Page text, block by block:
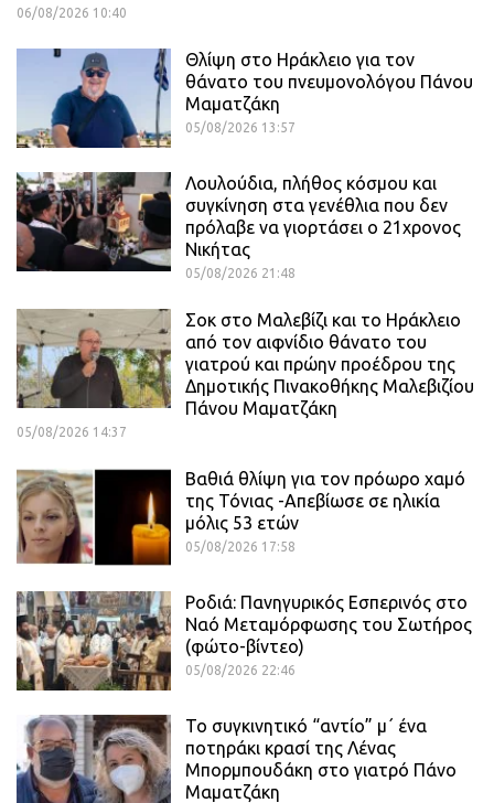
06/08/2026 10:40
Θλίψη στο Ηράκλειο για τον
θάνατο του πνευμονολόγου Πάνου
Μαματζάκη
05/08/2026 13:57
Λουλούδια, πλήθος κόσμου και
συγκίνηση στα γενέθλια που δεν
πρόλαβε να γιορτάσει ο 21χρονος
Νικήτας
05/08/2026 21:48
Σοκ στο Μαλεβίζι και το Ηράκλειο
από τον αιφνίδιο θάνατο του
γιατρού και πρώην προέδρου της
Δημοτικής Πινακοθήκης Μαλεβιζίου
Πάνου Μαματζάκη
05/08/2026 14:37
Βαθιά θλίψη για τον πρόωρο χαμό
της Τόνιας -Απεβίωσε σε ηλικία
μόλις 53 ετών
05/08/2026 17:58
Ροδιά: Πανηγυρικός Εσπερινός στο
Ναό Μεταμόρφωσης του Σωτήρος
(φώτο-βίντεο)
05/08/2026 22:46
Το συγκινητικό “αντίο” μ΄ ένα
ποτηράκι κρασί της Λένας
Μπορμπουδάκη στο γιατρό Πάνο
Μαματζάκη